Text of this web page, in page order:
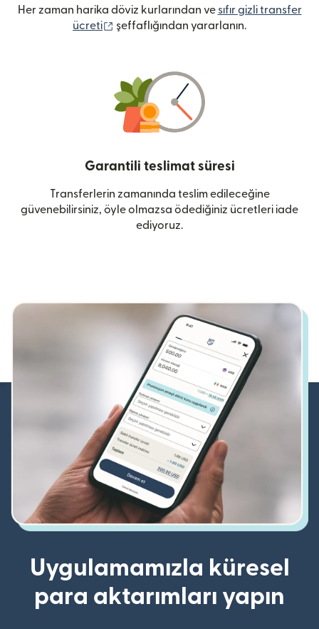
Her zaman harika döviz kurlarından ve sıfır gizli transfer
ücreti
(yeni pencerede açılır)
şeffaflığından yararlanın.
Garantili teslimat süresi
Transferlerin zamanında teslim edileceğine
güvenebilirsiniz, öyle olmazsa ödediğiniz ücretleri iade
ediyoruz.
Uygulamamızla küresel
para aktarımları yapın